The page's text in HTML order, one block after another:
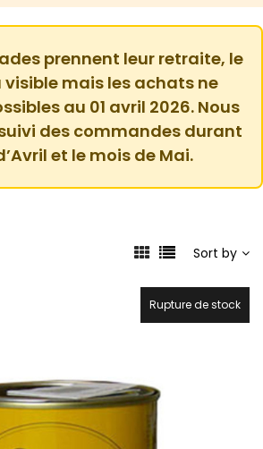
prennent leur retraite, le
visible mais les achats ne
au 01 avril 2026. Nous
des commandes durant
et le mois de Mai.
Sort by
Rupture de stock